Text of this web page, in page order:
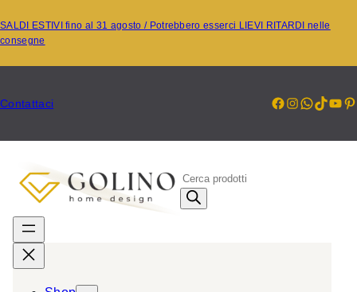
al
contenuto
SALDI ESTIVI fino al 31 agosto / Potrebbero esserci LIEVI RITARDI nelle
consegne
Contattaci Facebook
P